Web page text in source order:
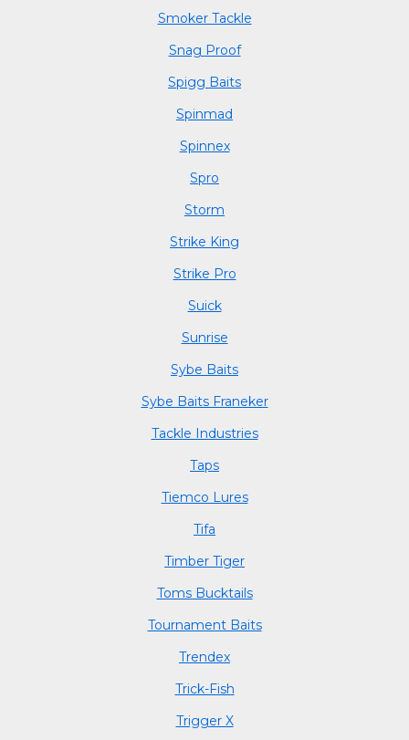
Smoker Tackle
Snag Proof
Spigg Baits
Spinmad
Spinnex
Spro
Storm
Strike King
Strike Pro
Suick
Sunrise
Sybe Baits
Sybe Baits Franeker
Tackle Industries
Taps
Tiemco Lures
Tifa
Timber Tiger
Toms Bucktails
Tournament Baits
Trendex
Trick-Fish
Trigger X